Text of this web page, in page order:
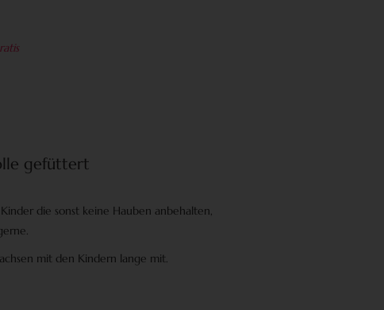
gefüttert
die sonst keine Hauben anbehalten,
mit den Kindern lange mit.